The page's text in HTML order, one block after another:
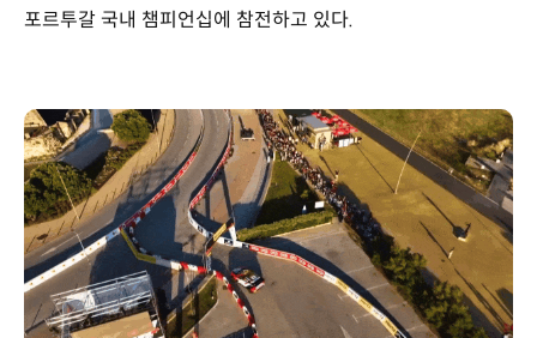
포르투갈 국내 챔피언십에 참전하고 있다.